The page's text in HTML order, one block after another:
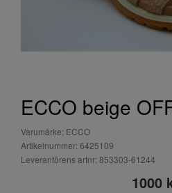
ECCO beige
Varumärke: ECCO
Artikelnummer: 6425109
Leverantörens artnr: 853303-61244
1000